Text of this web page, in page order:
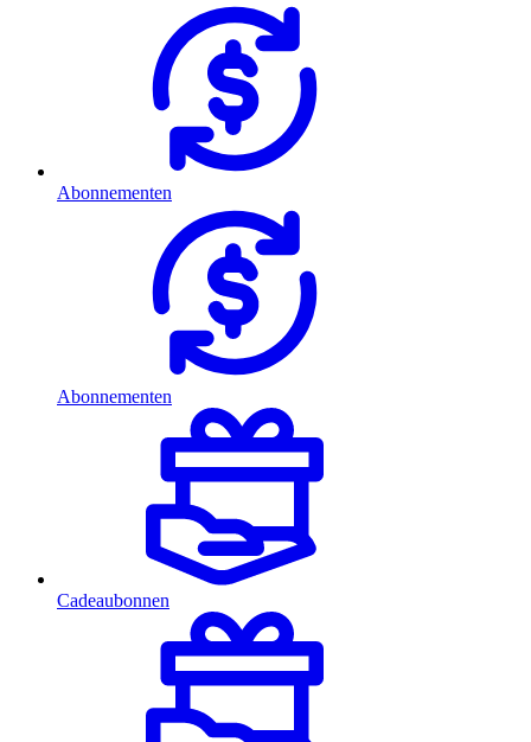
Abonnementen
Abonnementen
Cadeaubonnen